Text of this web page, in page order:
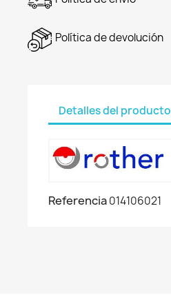
Política de devolución
Detalles del producto
Referencia014106021